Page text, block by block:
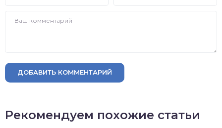
ДОБАВИТЬ КОММЕНТАРИЙ
Рекомендуем похожие статьи